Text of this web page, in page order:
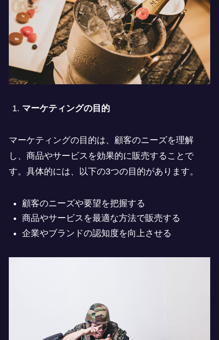
マーケティングの目的
マーケティングの目的は、顧客のニーズを理解
し、商品やサービスを効果的に販売することで
す。具体的には、以下の3つの目的があります。
顧客のニーズや要望を把握する
商品やサービスを最適な方法で販売する
企業やブランドの認知度を向上させる